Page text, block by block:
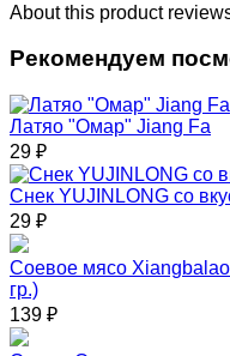
About this product
Рекомендуем
Латяо "Омар" Jiang Fa
29 ₽
Снек YUJINLONG со
29 ₽
Соевое мясо
гр.)
139 ₽